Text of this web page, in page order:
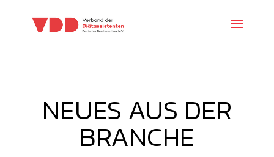
NEUES AUS DER
BRANCHE